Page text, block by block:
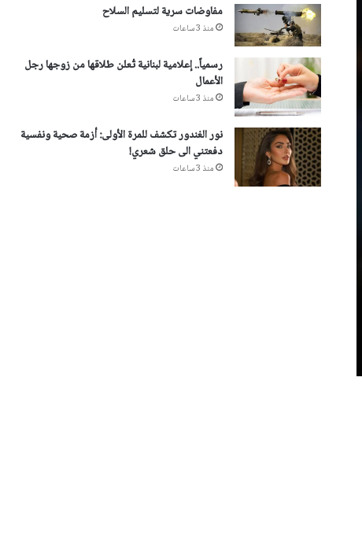
مفاوضات سرية لتسليم السلاح
منذ 3 ساعات
رسمياً.. إعلامية لبنانية تُعلن طلاقها من زوجها رجل
الأعمال
منذ 3 ساعات
نور الغندور تكشف للمرة الأولى: أزمة صحية ونفسية
دفعتني الى حلق شعري!
منذ 3 ساعات